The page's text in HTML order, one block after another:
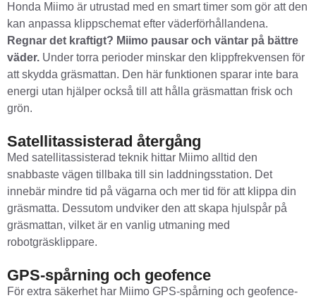
Honda Miimo är utrustad med en smart timer som gör att den
kan anpassa klippschemat efter väderförhållandena.
Regnar det kraftigt? Miimo pausar och väntar på bättre
väder. Under torra perioder minskar den klippfrekvensen för
att skydda gräsmattan. Den här funktionen sparar inte bara
energi utan hjälper också till att hålla gräsmattan frisk och
grön.
Satellitassisterad återgång
Med satellitassisterad teknik hittar Miimo alltid den
snabbaste vägen tillbaka till sin laddningsstation. Det
innebär mindre tid på vägarna och mer tid för att klippa din
gräsmatta. Dessutom undviker den att skapa hjulspår på
gräsmattan, vilket är en vanlig utmaning med
robotgräsklippare.
GPS-spårning och geofence
För extra säkerhet har Miimo GPS-spårning och geofence-